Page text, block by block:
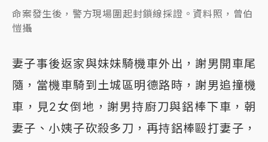
命案發生後，警方現場圍起封鎖線採證。資料照，曾伯
愷攝
妻子事後返家與妹妹騎機車外出，謝男開車尾
隨，當機車騎到土城區明德路時，謝男追撞機
車，見2女倒地，謝男持廚刀與鋁棒下車，朝
妻子、小姨子砍殺多刀，再持鋁棒毆打妻子，